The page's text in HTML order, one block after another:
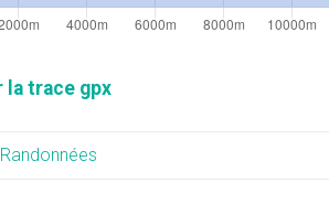
la trace gpx
Randonnées